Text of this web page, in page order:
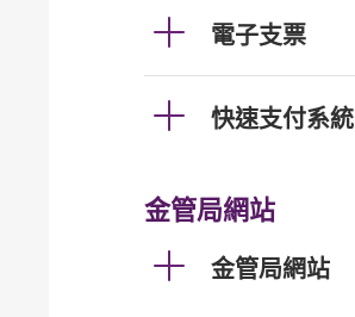
電子支票
快速支付系統
金管局網站
金管局網站